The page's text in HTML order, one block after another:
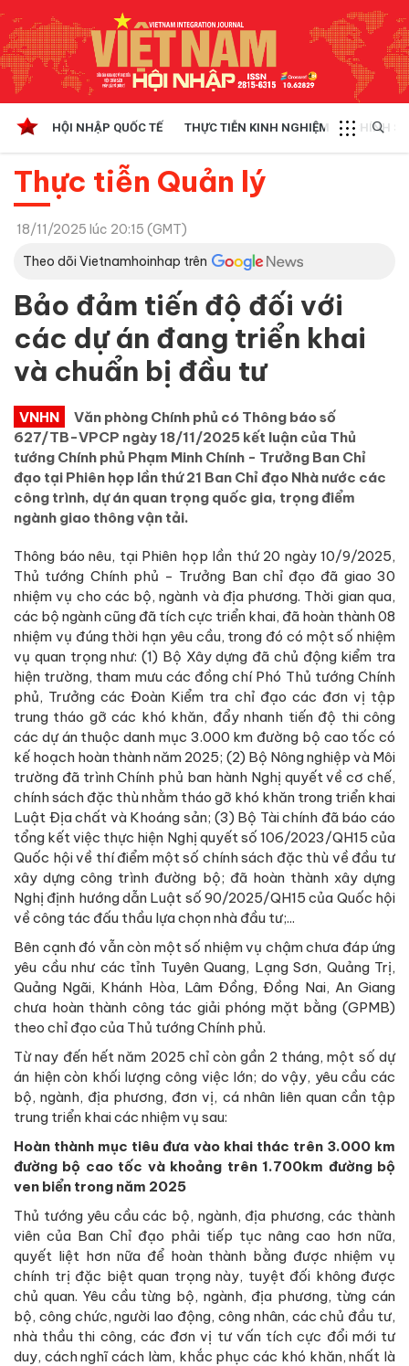
HỘI NHẬP QUỐC TẾ THỰC TIỄN KINH NGHIỆM CHÍNH
Thực tiễn Quản lý
18/11/2025 lúc 20:15 (GMT)
Theo dõi Vietnamhoinhap trên
Bảo đảm tiến độ đối với
các dự án đang triển khai
và chuẩn bị đầu tư
VNHN
Văn phòng Chính phủ có Thông báo số
627/TB-VPCP ngày 18/11/2025 kết luận của Thủ
tướng Chính phủ Phạm Minh Chính - Trưởng Ban Chỉ
đạo tại Phiên họp lần thứ 21 Ban Chỉ đạo Nhà nước các
công trình, dự án quan trọng quốc gia, trọng điểm
ngành giao thông vận tải.
Thông báo nêu, tại Phiên họp lần thứ 20 ngày 10/9/2025,
Thủ tướng Chính phủ - Trưởng Ban chỉ đạo đã giao 30
nhiệm vụ cho các bộ, ngành và địa phương. Thời gian qua,
các bộ ngành cũng đã tích cực triển khai, đã hoàn thành 08
nhiệm vụ đúng thời hạn yêu cầu, trong đó có một số nhiệm
vụ quan trọng như: (1) Bộ Xây dựng đã chủ động kiểm tra
hiện trường, tham mưu các đồng chí Phó Thủ tướng Chính
phủ, Trưởng các Đoàn Kiểm tra chỉ đạo các đơn vị tập
trung tháo gỡ các khó khăn, đẩy nhanh tiến độ thi công
các dự án thuộc danh mục 3.000 km đường bộ cao tốc có
kế hoạch hoàn thành năm 2025; (2) Bộ Nông nghiệp và Môi
trường đã trình Chính phủ ban hành Nghị quyết về cơ chế,
chính sách đặc thù nhằm tháo gỡ khó khăn trong triển khai
Luật Địa chất và Khoáng sản; (3) Bộ Tài chính đã báo cáo
tổng kết việc thực hiện Nghị quyết số 106/2023/QH15 của
Quốc hội về thí điểm một số chính sách đặc thù về đầu tư
xây dựng công trình đường bộ; đã hoàn thành xây dựng
Nghị định hướng dẫn Luật số 90/2025/QH15 của Quốc hội
về công tác đấu thầu lựa chọn nhà đầu tư;...
Bên cạnh đó vẫn còn một số nhiệm vụ chậm chưa đáp ứng
yêu cầu như các tỉnh Tuyên Quang, Lạng Sơn, Quảng Trị,
Quảng Ngãi, Khánh Hòa, Lâm Đồng, Đồng Nai, An Giang
chưa hoàn thành công tác giải phóng mặt bằng (GPMB)
theo chỉ đạo của Thủ tướng Chính phủ.
Từ nay đến hết năm 2025 chỉ còn gần 2 tháng, một số dự
án hiện còn khối lượng công việc lớn; do vậy, yêu cầu các
bộ, ngành, địa phương, đơn vị, cá nhân liên quan cần tập
trung triển khai các nhiệm vụ sau:
Hoàn thành mục tiêu đưa vào khai thác trên 3.000 km
đường bộ cao tốc và khoảng trên 1.700km đường bộ
ven biển trong năm 2025
Thủ tướng yêu cầu các bộ, ngành, địa phương, các thành
viên của Ban Chỉ đạo phải tiếp tục nâng cao hơn nữa,
quyết liệt hơn nữa để hoàn thành bằng được nhiệm vụ
chính trị đặc biệt quan trọng này, tuyệt đối không được
chủ quan. Yêu cầu từng bộ, ngành, địa phương, từng cán
bộ, công chức, người lao động, công nhân, các chủ đầu tư,
nhà thầu thi công, các đơn vị tư vấn tích cực đổi mới tư
duy, cách nghĩ cách làm, khắc phục các khó khăn, nhất là